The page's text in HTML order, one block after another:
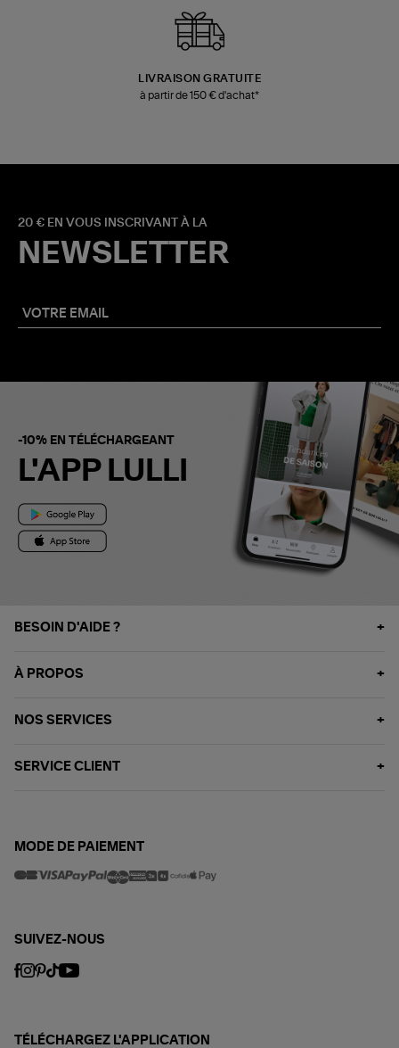
LIVRAISON GRATUITE
à partir de 150 € d'achat*
20 € EN VOUS INSCRIVANT À LA
NEWSLETTER
-10% EN TÉLÉCHARGEANT
L'APP LULLI
BESOIN D'AIDE ?
À PROPOS
NOS SERVICES
SERVICE CLIENT
MODE DE PAIEMENT
SUIVEZ-NOUS
TÉLÉCHARGEZ L'APPLICATION